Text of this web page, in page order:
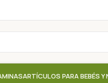
ARTÍCULOS PARA BEBÉS Y